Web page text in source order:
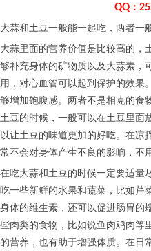
QQ：
大蒜和土豆一般能一起吃，两者一
大蒜里面的营养价值是比较高的，
够补充身体的矿物质以及大蒜素，
用，对心血管可以起到保护的效果
够增加饱腹感。两者不是相克的食
土豆的时候，一般可以在土豆里面
以让土豆的味道更加的好吃。在凉
常不会对身体产生不良的影响，不
在吃大蒜和土豆的时候一定要适量
吃一些新鲜的水果和蔬菜，比如芹
身体的维生素，还可以促进肠胃的
些肉类的食物，比如说鱼肉鸡肉等
的营养，也有助于增强体质。在日